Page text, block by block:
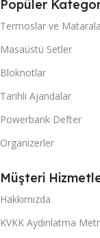
Popüler
Termoslar ve
Masaüstü Setler
Bloknotlar
Tarihli Ajandalar
Powerbank Defter
Organizerler
Müşteri
Hakkımızda
KVKK Aydınlatma